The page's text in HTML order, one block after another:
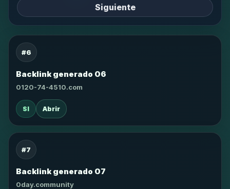
Siguiente
#6
Backlink generado 06
0120-74-4510.com
SI Abrir
#7
Backlink generado 07
0day.community